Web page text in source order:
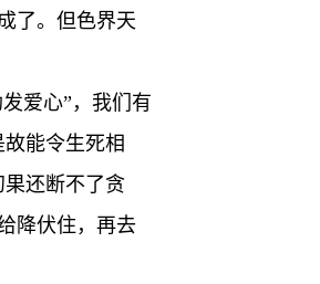
了。但色界天
爱心”，我们有
能令生死相
还断不了贪
降伏住，再去